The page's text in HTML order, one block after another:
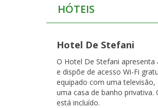
HÓTEIS
Hotel De Stefani
O Hotel De Stefani
e dispõe de acesso Wi-Fi gratuito. Cada
equipado com uma
uma casa de banho
está incluído.